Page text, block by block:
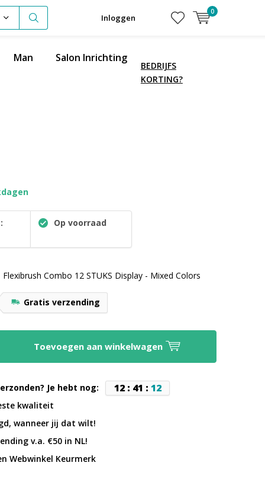
Inloggen
0
Man Salon Inrichting
BEDRIJFS
KORTING?
Op voorraad
Combo 12 STUKS Display - Mixed Colors
Gratis verzending
Toevoegen aan winkelwagen
Je hebt nog: 12: 41 : 11
kwaliteit
wanneer jij dat wilt!
v.a. €50 in NL!
Webwinkel Keurmerk